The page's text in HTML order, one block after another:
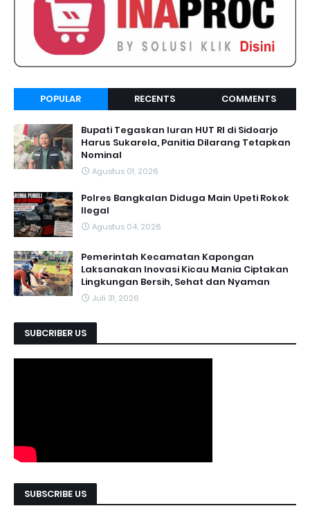
POPULAR RECENTS COMMENTS
Bupati Tegaskan Iuran HUT RI di Sidoarjo
Harus Sukarela, Panitia Dilarang Tetapkan
Nominal
Agustus 01, 2026
Polres Bangkalan Diduga Main Upeti Rokok
Ilegal
Agustus 04, 2026
Pemerintah Kecamatan Kapongan
Laksanakan Inovasi Kicau Mania Ciptakan
Lingkungan Bersih, Sehat dan Nyaman
Juli 31, 2026
SUBCRIBER US
SUBSCRIBE US